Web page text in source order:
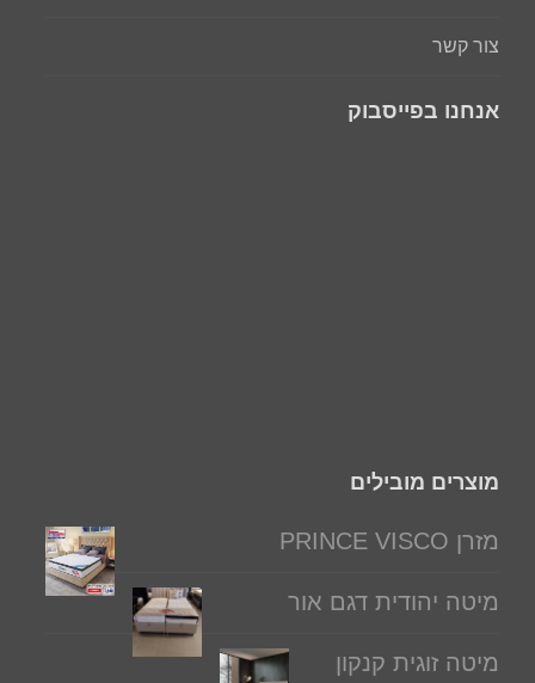
צור קשר
אנחנו בפייסבוק
מוצרים מובילים
מזרן PRINCE VISCO
מיטה יהודית דגם אור
מיטה זוגית קנקון